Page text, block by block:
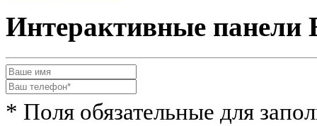
Интерактивные панели
* Поля обязательные для